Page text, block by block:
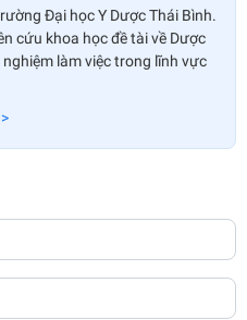
Đại học Y Dược Thái Bình.
cứu khoa học đề tài về Dược
làm việc trong lĩnh vực